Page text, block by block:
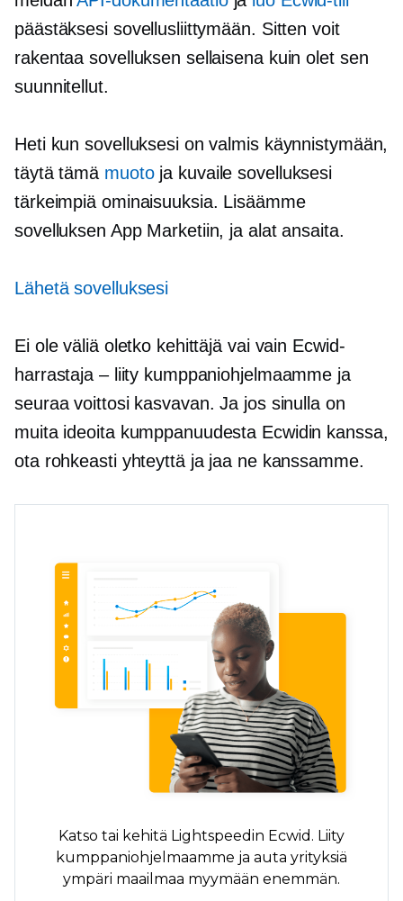
päästäksesi sovellusliittymään. Sitten voit
rakentaa sovelluksen sellaisena kuin olet sen
suunnitellut.
Heti kun sovelluksesi on valmis käynnistymään,
täytä tämä muotoja kuvaile sovelluksesi
tärkeimpiä ominaisuuksia. Lisäämme
sovelluksen App Marketiin, ja alat ansaita.
Lähetä sovelluksesi
Ei ole väliä oletko kehittäjä vai vain Ecwid-
harrastaja – liity kumppaniohjelmaamme ja
seuraa voittosi kasvavan. Ja jos sinulla on
muita ideoita kumppanuudesta Ecwidin kanssa,
ota rohkeasti yhteyttä ja jaa ne kanssamme.
Katso tai kehitä Lightspeedin Ecwid. Liity
kumppaniohjelmaamme ja auta yrityksiä
ympäri maailmaa myymään enemmän.